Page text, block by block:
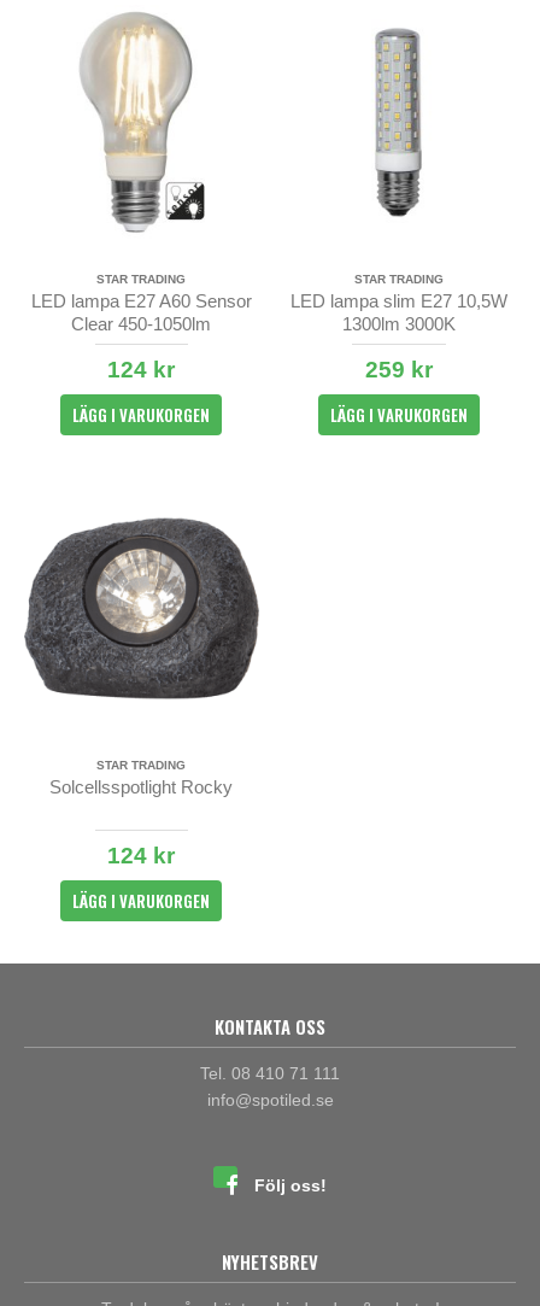
STAR TRADING
LED lampa E27 A60 Sensor
Clear 450-1050lm
124 kr
LÄGG I VARUKORGEN
STAR TRADING
LED lampa slim E27 10,5W
1300lm 3000K
259 kr
LÄGG I VARUKORGEN
STAR TRADING
Solcellsspotlight Rocky
124 kr
LÄGG I VARUKORGEN
KONTAKTA OSS
Tel. 08 410 71 111
info@spotiled.se
Följ oss!
NYHETSBREV